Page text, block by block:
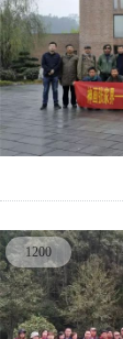
1200